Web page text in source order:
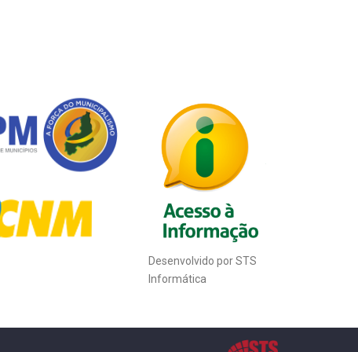
Desenvolvido por STS
Informática